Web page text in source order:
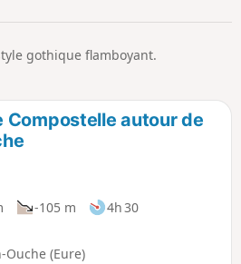
gothique flamboyant.
Compostelle autour de
-105 m
4h 30
Ouche (Eure)